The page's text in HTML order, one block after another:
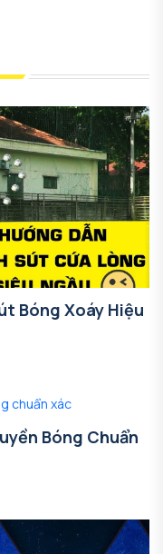
Bóng Xoáy Hiệu
Bóng Chuẩn